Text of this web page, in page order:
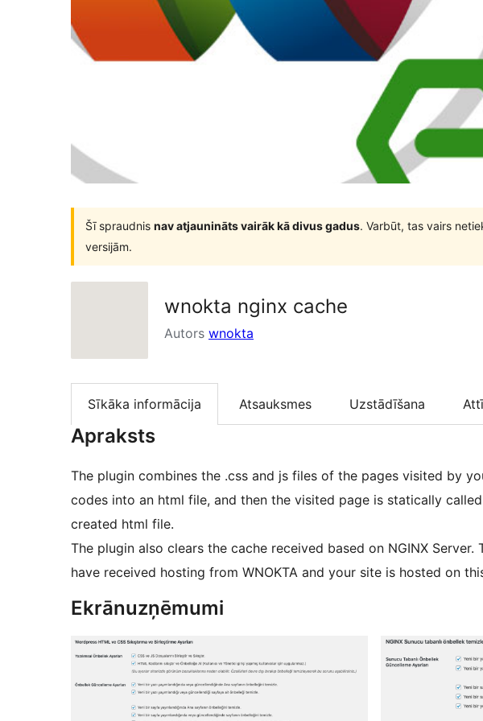
Šī spraudnis nav atjaunināts vairāk kā divus gadus. Varbūt, tas vairs
versijām.
wnokta nginx cache
Autors wnokta
Sīkāka informācija Atsauksmes Uzstādīšana
Apraksts
The plugin combines the .css and js files of the pages visited by
codes into an html file, and then the visited page is statically
created html file.
The plugin also clears the cache received based on NGINX
have received hosting from WNOKTA and your site is hosted on
Ekrānuzņēmumi